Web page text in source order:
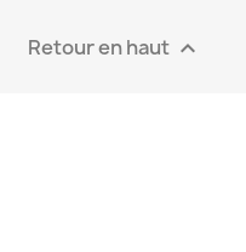
Retour en haut 